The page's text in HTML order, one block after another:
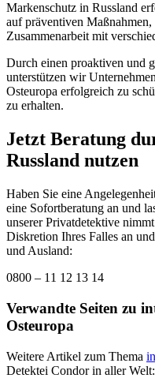
Markenschutz in Russland
auf präventiven
Zusammenarbeit mit
Durch einen proaktiven und
unterstützen wir
Osteuropa erfolgreich zu
zu erhalten.
Jetzt Beratung
Russland nutzen
Haben Sie eine
eine Sofortberatung an und
unserer Privatdetektive
Diskretion Ihres Falles an
und Ausland:
0800 – 11 12 13 14
Verwandte Seiten zu
Osteuropa
Weitere Artikel zum Thema
Detektei Condor in aller Welt: